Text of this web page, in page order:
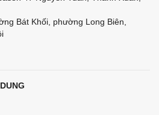
Bát Khối, phường Long Biên,